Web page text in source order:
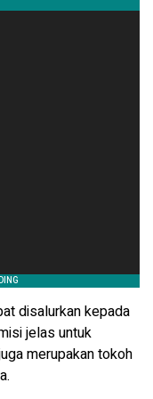
disalurkan kepada
jelas untuk
merupakan tokoh